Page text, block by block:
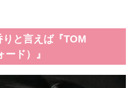
りと言えば『TOM
ド）』